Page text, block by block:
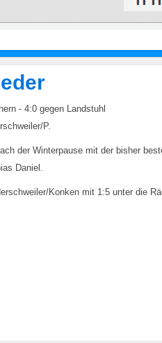
- 4:0 gegen Landstuhl
P.
der Winterpause mit der bisher
Daniel.
Konken mit 1:5 unter die